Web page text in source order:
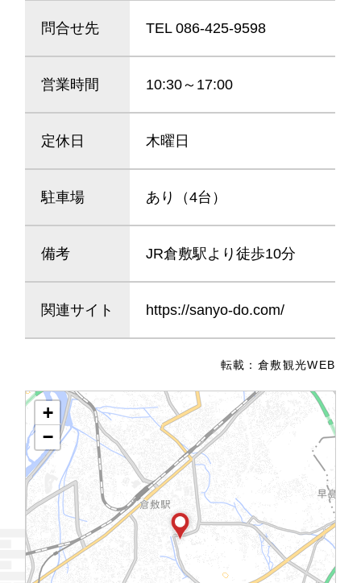
問合せ先 TEL 086-425-9598
営業時間 10:30～17:00
定休日 木曜日
駐車場 あり（4台）
備考 JR倉敷駅より徒歩10分
関連サイト https://sanyo-do.com/
転載： 倉敷観光WEB
+
−